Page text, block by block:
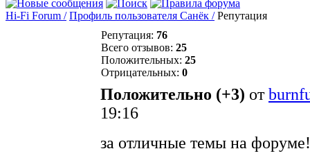
Hi-Fi Forum / Профиль пользователя Санёк / Репутация
Репутация: 76
Всего отзывов: 25
Положительных: 25
Отрицательных: 0
Положительно (+3) от
19:16
за отличные темы на форуме!